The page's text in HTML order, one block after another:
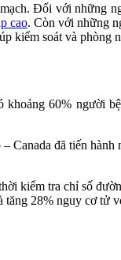
Đối với những
cao. Còn với những
kiểm soát và
khoảng 60% người
Canada đã tiến
kiểm tra chỉ số
28% nguy cơ tử